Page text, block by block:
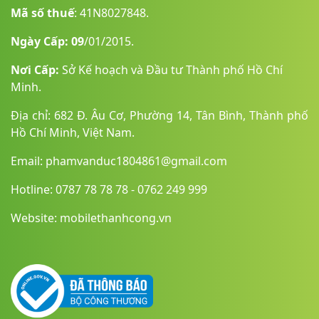
Siri thế hệ mới: Hiểu ngữ cảnh sâu, thao tác giữa ứng
Tích hợp ChatGPT: Hỗ trợ trực tiếp trong Siri, Công Cụ
Viết và Image Playground chỉ kích hoạt khi người dùng
cho phép.
Xử lý trên thiết bị & Điện Toán Đám Mây Riêng: Giữ dữ
Phụ kiện đa năng, tối ưu hiệu suất
Mã số thuế: 41N8027848.
Ngày Cấp: 09/01/2015.
Nơi Cấp: Sở Kế hoạch và Đầu tư Thành phố Hồ Chí
Minh.
Địa chỉ: 682 Đ. Âu Cơ, Phường 14, Tân Bình, Thành phố
Hồ Chí Minh, Việt Nam.
Email: phamvanduc1804861@gmail.com
Hotline: 0787 78 78 78 - 0762 249 999
Website: mobilethanhcong.vn